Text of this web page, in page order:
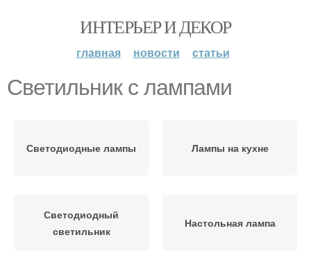
ИНТЕРЬЕР И ДЕКОР
главная новости статьи
Светильник с лампами
Светодиодные лампы Лампы на кухне
Светодиодный
светильник
Настольная лампа